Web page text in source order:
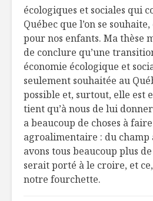
écologiques et sociales qui
Québec que l’on se
pour nos enfants. Ma thèse
de conclure qu’une
économie écologique et
seulement souhaitée au
possible et, surtout, elle est
tient qu’à nous de lui
a beaucoup de choses à
agroalimentaire : du champ
avons tous beaucoup plus
serait porté à le croire, et
notre fourchette.